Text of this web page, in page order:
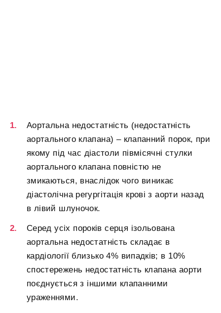
Аортальна недостатність (недостатність
аортального клапана) – клапанний порок, при
якому під час діастоли півмісячні стулки
аортального клапана повністю не
змикаються, внаслідок чого виникає
діастолічна регургітація крові з аорти назад
в лівий шлуночок.
Серед усіх пороків серця ізольована
аортальна недостатність складає в
кардіології близько 4% випадків; в 10%
спостережень недостатність клапана аорти
поєднується з іншими клапанними
ураженнями.